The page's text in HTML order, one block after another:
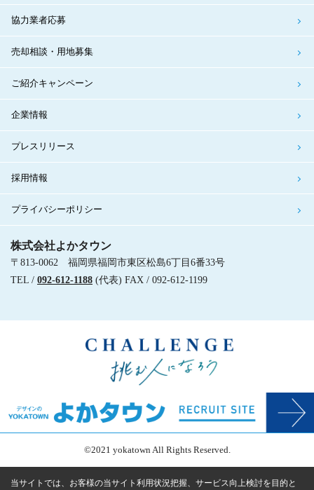
協力業者応募
売却相談・用地募集
ご紹介キャンペーン
企業情報
プレスリリース
採用情報
プライバシーポリシー
株式会社よかタウン
〒813-0062 福岡県福岡市東区松島6丁目6番33号
TEL / 092-612-1188 (代表) FAX / 092-612-1199
©2021 yokatown All Rights Reserved.
当サイトでは、お客様の当サイト利用状況把握、サービス向上検討を目的と